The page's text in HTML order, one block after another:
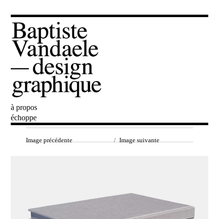
Baptiste Vandaele
à propos
échoppe
Image précédente Image suivante